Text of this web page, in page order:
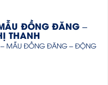
ĐỒNG ĐĂNG –
THANH
MẪU ĐỒNG ĐĂNG – ĐỘNG